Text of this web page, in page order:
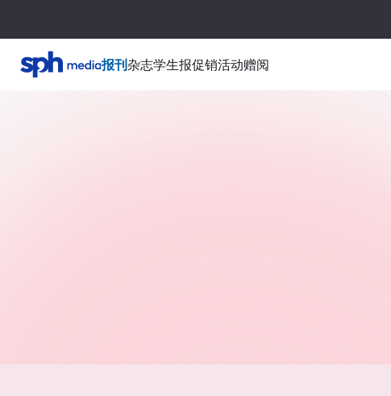
报刊杂志学生报促销活动赠阅